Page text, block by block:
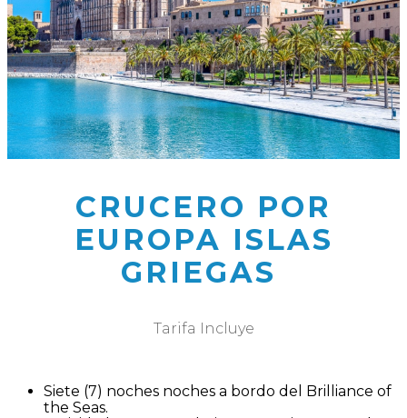
CRUCERO POR
EUROPA ISLAS
GRIEGAS
Tarifa Incluye
Siete (7) noches noches a bordo del Brilliance of
the Seas.